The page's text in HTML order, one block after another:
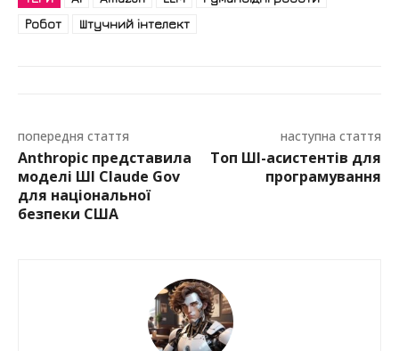
Робот
Штучний інтелект
попередня стаття
Anthropic представила
моделі ШІ Claude Gov
для національної
безпеки США
наступна стаття
Топ ШІ-асистентів для
програмування